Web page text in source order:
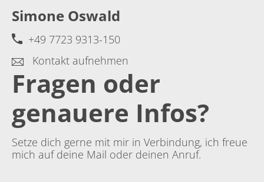
Simone Oswald
+49 7723 9313-150
Kontakt aufnehmen
Fragen oder
genauere Infos?
Setze dich gerne mit mir in Verbindung, ich freue
mich auf deine Mail oder deinen Anruf.